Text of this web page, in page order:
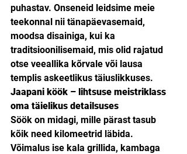
puhastav. Onseneid leidsime meie
teekonnal nii tänapäevasemaid,
moodsa disainiga, kui ka
traditsioonilisemaid, mis olid rajatud
otse veeallika kõrvale või lausa
templis askeetlikus täiuslikkuses.
Jaapani köök – lihtsuse meistriklass
oma täielikus detailsuses
Söök on midagi, mille pärast tasub
kõik need kilomeetrid läbida.
Võimalus ise kala grillida, kambaga